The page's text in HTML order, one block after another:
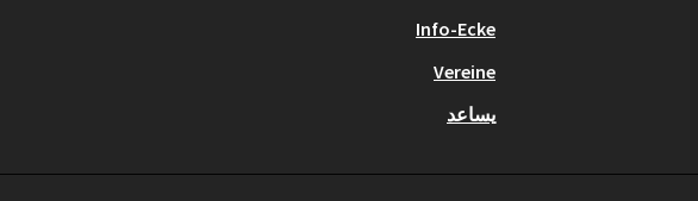
Info-Ecke
Vereine
يساعد